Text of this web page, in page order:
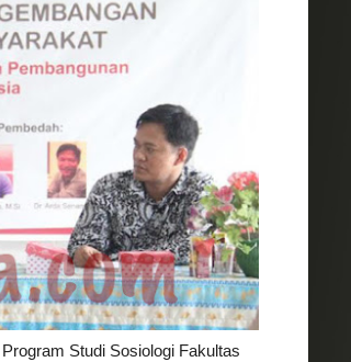
Studi Sosiologi Fakultas